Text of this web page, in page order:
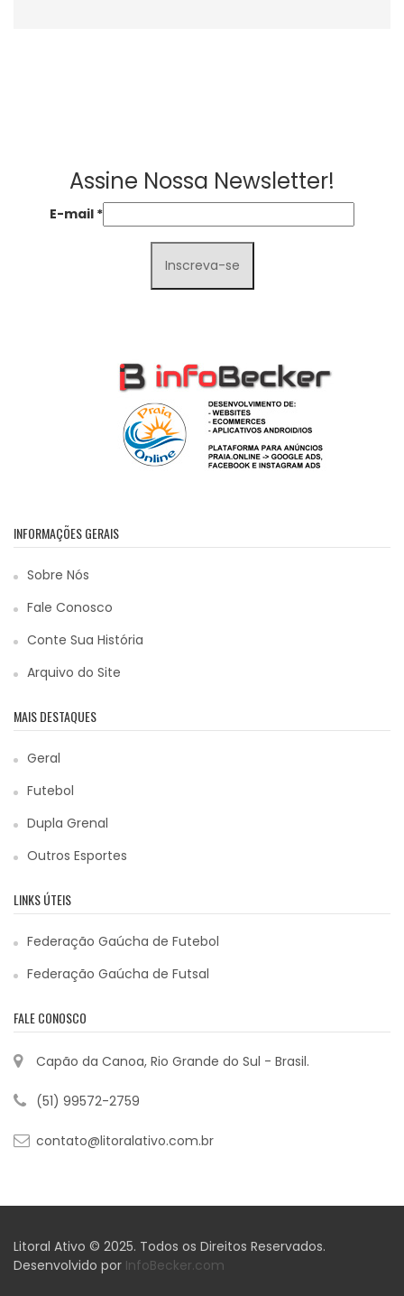
Assine Nossa Newsletter!
E-mail *
INFORMAÇÕES GERAIS
Sobre Nós
Fale Conosco
Conte Sua História
Arquivo do Site
MAIS DESTAQUES
Geral
Futebol
Dupla Grenal
Outros Esportes
LINKS ÚTEIS
Federação Gaúcha de Futebol
Federação Gaúcha de Futsal
FALE CONOSCO
Capão da Canoa, Rio Grande do Sul - Brasil.
(51) 99572-2759
contato@litoralativo.com.br
Litoral Ativo © 2025. Todos os Direitos Reservados.
Desenvolvido por InfoBecker.com